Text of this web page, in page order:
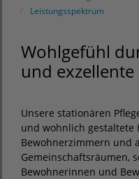
Leistungsspektrum
Wohlgefühl
und exzellente
Unsere stationären
und wohnlich gestaltete
Bewohnerzimmern und
Gemeinschaftsräumen,
Bewohnerinnen und